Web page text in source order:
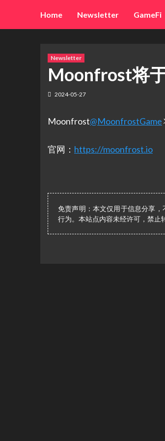
content
Home Newsletter GameFi
Newsletter
Moonfrost将
2024-05-27
Moonfrost@MoonfrostGame
官网： https://moonfrost.io
免责声明：本文仅用于信息分享
行为。本站点内容未经许可，禁止